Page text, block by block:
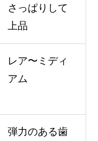
さっぱりして
上品
レア〜ミディ
アム
弾力のある歯